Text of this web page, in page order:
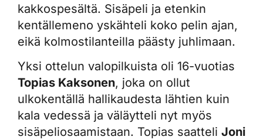
kakkospesältä. Sisäpeli ja etenkin
kentällemeno yskähteli koko pelin ajan,
eikä kolmostilanteilla päästy juhlimaan.
Yksi ottelun valopilkuista oli 16-vuotias
Topias Kaksonen, joka on ollut
ulkokentällä hallikaudesta lähtien kuin
kala vedessä ja väläytteli nyt myös
sisäpeliosaamistaan. Topias saatteli Joni